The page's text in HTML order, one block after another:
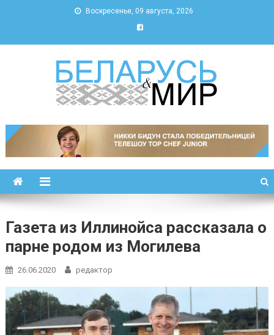
Воскресенье, 09 августа, 2026
Беларусь и мир
Газета из Иллинойса рассказала о
парне родом из Могилева
26.06.2020 редактор